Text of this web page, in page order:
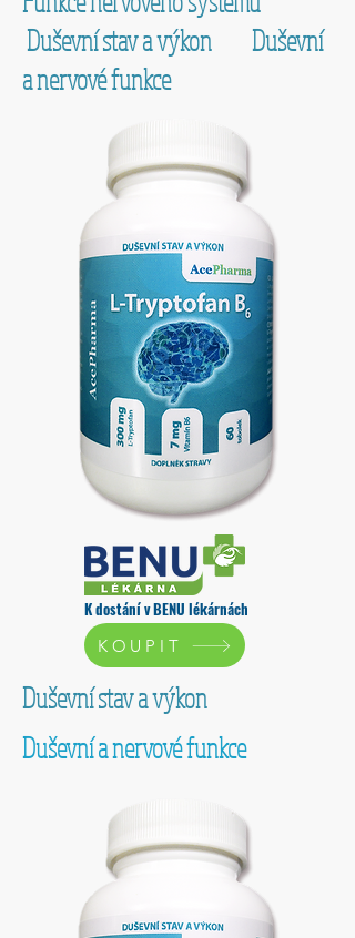
Duševní stav a výkon Duševní
a nervové funkce
K dostání v BENU lékárnách
KOUPIT
Duševní stav a výkon
Duševní a nervové funkce